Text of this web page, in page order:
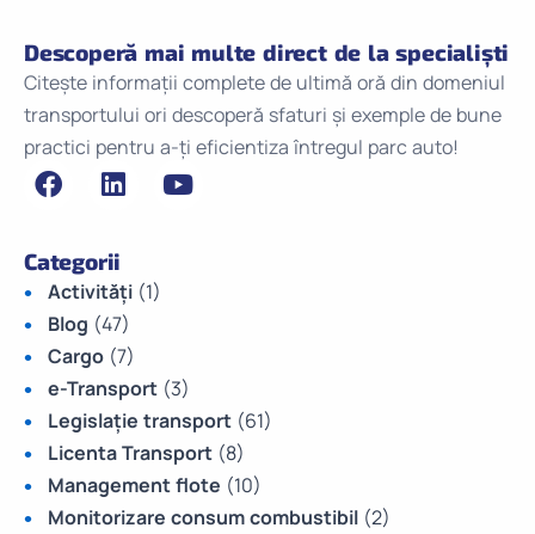
Descoperă mai multe direct de la specialiști
Citește informații complete de ultimă oră din domeniul
transportului ori descoperă sfaturi și exemple de bune
practici pentru a-ți eficientiza întregul parc auto!
Categorii
Activități (1)
Blog (47)
Cargo (7)
e-Transport (3)
Legislație transport (61)
Licenta Transport (8)
Management flote (10)
Monitorizare consum combustibil (2)